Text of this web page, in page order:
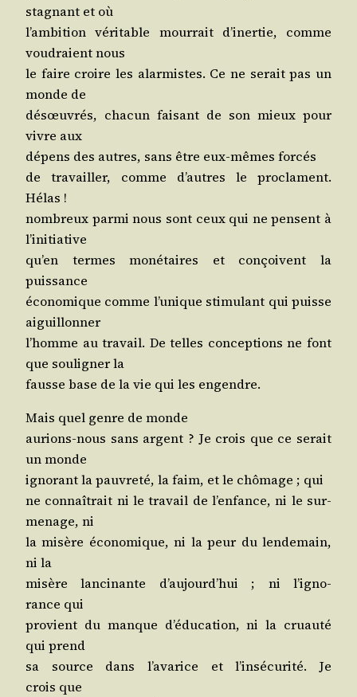
stag­nant et où
l’am­bi­tion véri­table mour­rait d’i­ner­tie, comme
vou­draient nous
le faire croire les alar­mistes. Ce ne serait pas un
monde de
dés­œu­vrés, cha­cun fai­sant de son mieux pour
vivre aux
dépens des autres, sans être eux-mêmes forcés
de tra­vailler, comme d’autres le pro­clament.
Hélas !
nom­breux par­mi nous sont ceux qui ne pensent à
l’initiative
qu’en termes moné­taires et conçoivent la
puissance
éco­no­mique comme l’u­nique sti­mu­lant qui puisse
aiguillonner
l’homme au tra­vail. De telles concep­tions ne font
que sou­li­gner la
fausse base de la vie qui les engendre.
Mais quel genre de monde
aurions-nous sans argent ? Je crois que ce serait
un monde
igno­rant la pau­vre­té, la faim, et le chô­mage ; qui
ne connaî­trait ni le tra­vail de l’en­fance, ni le sur­
me­nage, ni
la misère éco­no­mique, ni la peur du len­de­main,
ni la
misère lan­ci­nante d’au­jourd’­hui ; ni l’i­gno­
rance qui
pro­vient du manque d’é­du­ca­tion, ni la cruau­té
qui prend
sa source dans l’a­va­rice et l’in­sé­cu­ri­té. Je
crois que